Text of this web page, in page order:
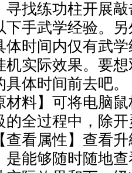
寻找练功柱开展
下手武学经验。
体时间内仅有武
机实际效果。要
体时间前去吧。
料】可将电脑鼠
的全过程中，除
查看属性】查看
是能够随时随地